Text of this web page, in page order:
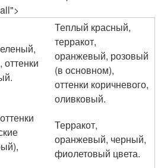
оттенки
Теплый красный,
терракот,
оранжевый, розовый
(в основном),
оттенки коричневого,
оливковый.
Терракот,
оранжевый, черный,
фиолетовый цвета.